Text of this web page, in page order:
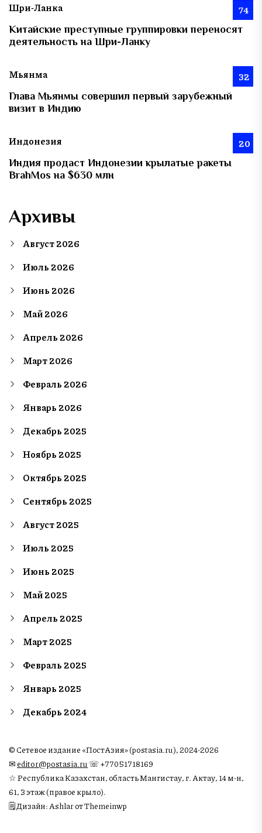
Шри-Ланка 74
Китайские преступные группировки переносят
деятельность на Шри-Ланку
Мьянма 32
Глава Мьянмы совершил первый зарубежный
визит в Индию
Индонезия 20
Индия продаст Индонезии крылатые ракеты
BrahMos на $630 млн
Архивы
Август 2026
Июль 2026
Июнь 2026
Май 2026
Апрель 2026
Март 2026
Февраль 2026
Январь 2026
Декабрь 2025
Ноябрь 2025
Октябрь 2025
Сентябрь 2025
Август 2025
Июль 2025
Июнь 2025
Май 2025
Апрель 2025
Март 2025
Февраль 2025
Январь 2025
Декабрь 2024
© Сетевое издание «ПостАзия» (postasia.ru), 2024-2026
✉︎editor@postasia.ru ☏ +77051718169
☆ Республика Казахстан, область Мангистау, г. Актау, 14 м-н,
61, 3 этаж (правое крыло).
🗒 Дизайн: Ashlar от Themeinwp